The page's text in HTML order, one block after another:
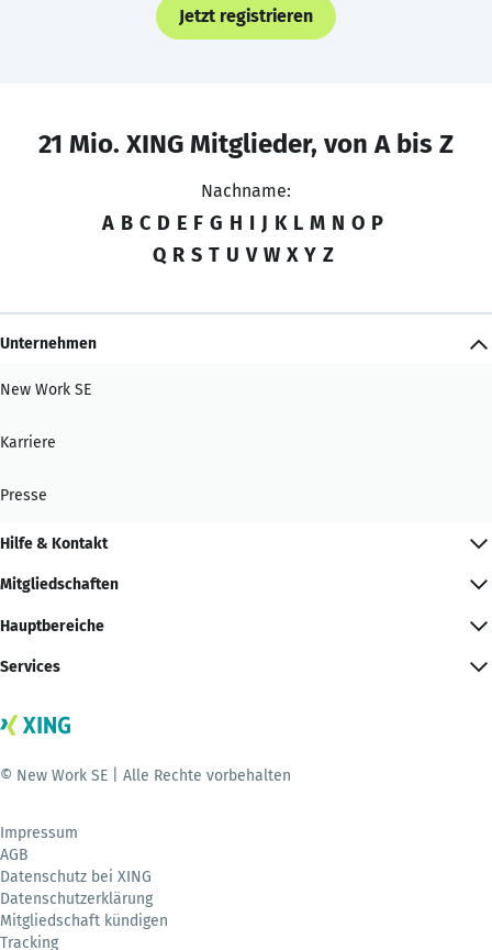
Jetzt registrieren
21 Mio. XING Mitglieder, von A bis Z
Nachname:
A B C D E F G H I J K L M N O P
Q R S T U V W X Y Z
Unternehmen
New Work SE
Karriere
Presse
Hilfe & Kontakt
Mitgliedschaften
Hauptbereiche
Services
© New Work SE | Alle Rechte vorbehalten
Impressum
AGB
Datenschutz bei XING
Datenschutzerklärung
Mitgliedschaft kündigen
Tracking